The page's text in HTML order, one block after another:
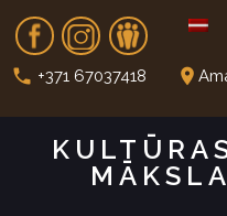
t
Fb In Dr
call +371 67037418 place